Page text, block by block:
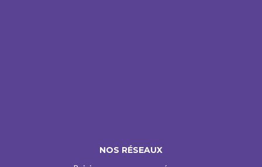
NOS RÉSEAUX